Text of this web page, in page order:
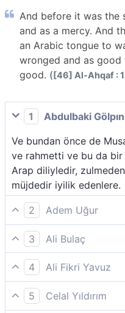
And before it was the
and as a mercy. And
an Arabic tongue to
wronged and as
good. ([46] Al-Ahqaf :
1
Abdulbaki
Ve bundan önce de
ve rahmetti ve bu da
Arap diliyledir,
müjdedir iyilik edenlere.
2
Adem Uğur
Ondan önce de bir
kitabı vardır. Bu
iyilik yapanlara müjde
indirilmiş, doğrulayıcı
3
Ali Bulaç
Bundan önce de, bir
olarak Musa'nın kitabı
uyarmak ve ihsanda
üzere (kendinden
4
Ali Fikri Yavuz
Kur’an’dan önce de, bir
halde Mûsa’nın kitabı
5
Celal Yıldırım